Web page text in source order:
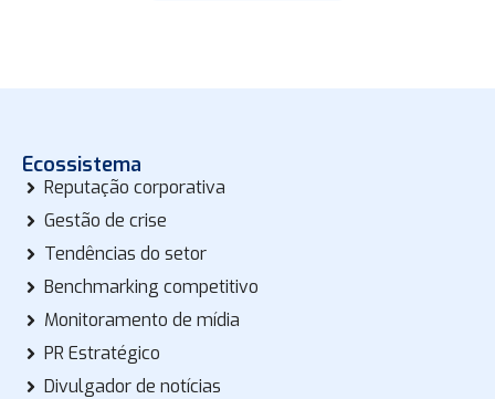
Ecossistema
Reputação corporativa
Gestão de crise
Tendências do setor
Benchmarking competitivo
Monitoramento de mídia
PR Estratégico
Divulgador de notícias